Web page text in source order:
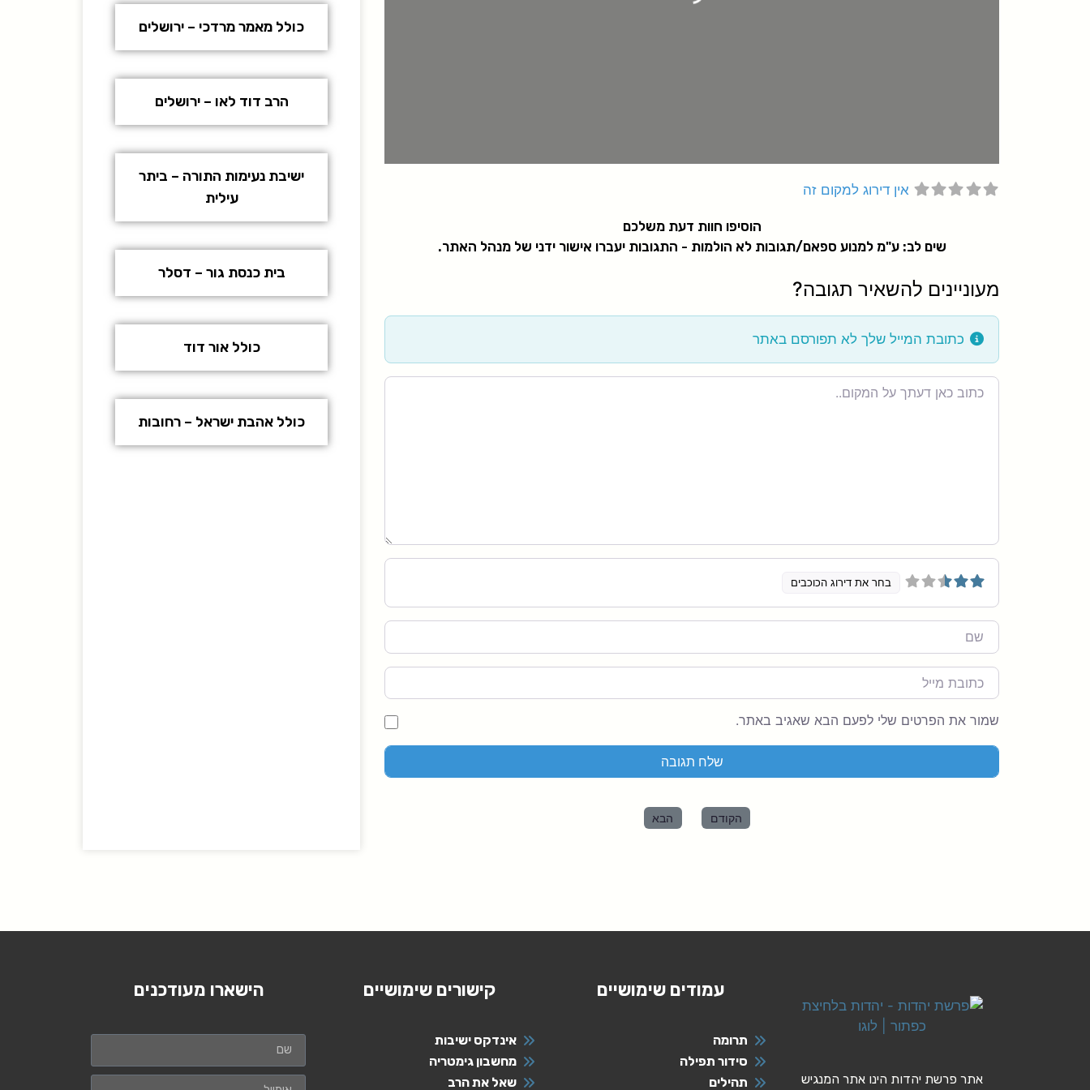
אין דירוג למקום זה
הוסיפו חוות דעת משלכם
שים לב: ע"מ למנוע ספאם/תגובות לא הולמות - התגובות יעברו אישור ידני של מנהל האתר.
מעוניינים להשאיר תגובה?
כתובת המייל שלך לא תפורסם באתר
Review
text
בחר את דירוג הכוכבים
Name
מייל
שמור את הפרטים שלי לפעם הבא שאגיב באתר.
הקודם הבא
כולל מאמר מרדכי – ירושלים
הרב דוד לאו – ירושלים
ישיבת נעימות התורה – ביתר
עילית
בית כנסת גור – דסלר
כולל אור דוד
כולל אהבת ישראל – רחובות
אתר פרשת יהדות הינו אתר המנגיש
עמודים שימושיים
תרומה
סידור תפילה
תהילים
קישורים שימושיים
אינדקס ישיבות
מחשבון גימטריה
שאל את הרב
הישארו מעודכנים